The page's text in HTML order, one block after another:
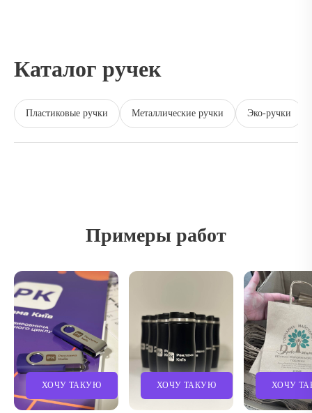
Каталог ручек
Пластиковые ручки Металлические ручки Эко-ручки
Примеры работ
ХОЧУ ТАКУЮ ХОЧУ ТАКУЮ ХОЧУ